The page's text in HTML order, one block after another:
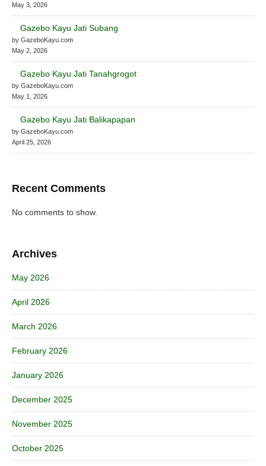
May 3, 2026
Gazebo Kayu Jati Subang
by GazeboKayu.com
May 2, 2026
Gazebo Kayu Jati Tanahgrogot
by GazeboKayu.com
May 1, 2026
Gazebo Kayu Jati Balikapapan
by GazeboKayu.com
April 25, 2026
Recent Comments
No comments to show.
Archives
May 2026
April 2026
March 2026
February 2026
January 2026
December 2025
November 2025
October 2025